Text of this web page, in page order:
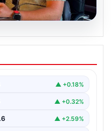
ceza almıştı…
başvurdu
▲ +0.18%
▲ +0.32%
▲ +2.59%